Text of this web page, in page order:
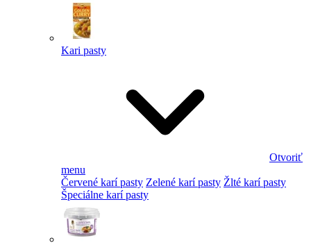
Kari pasty
Otvoriť
menu
Červené karí pasty Zelené karí pasty Žlté karí pasty
Špeciálne karí pasty